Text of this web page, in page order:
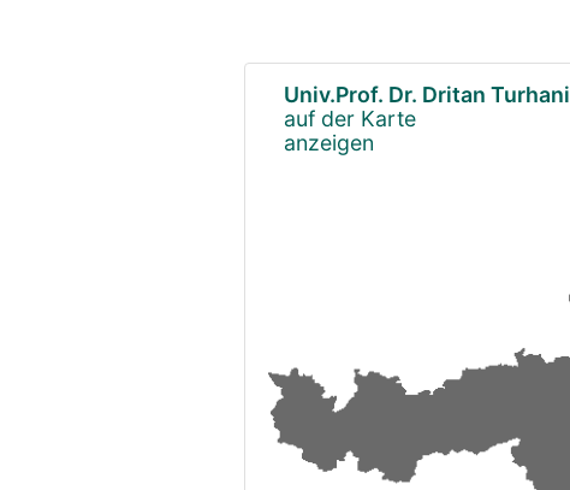
Univ.Prof. Dr. Dritan Turhani
auf der Karte
anzeigen